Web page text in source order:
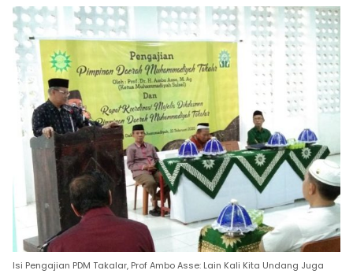
Isi Pengajian PDM Takalar, Prof Ambo Asse: Lain Kali Kita Undang Juga